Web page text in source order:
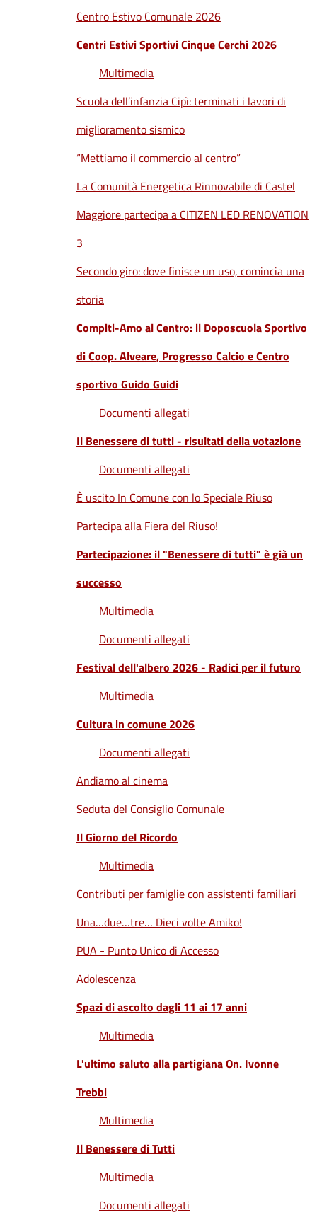
Centro Estivo Comunale 2026
Centri Estivi Sportivi Cinque Cerchi 2026
Multimedia
Scuola dell’infanzia Cipì: terminati i lavori di
miglioramento sismico
“Mettiamo il commercio al centro”
La Comunità Energetica Rinnovabile di Castel
Maggiore partecipa a CITIZEN LED RENOVATION
3
Secondo giro: dove finisce un uso, comincia una
storia
Compiti-Amo al Centro: il Doposcuola Sportivo
di Coop. Alveare, Progresso Calcio e Centro
sportivo Guido Guidi
Documenti allegati
Il Benessere di tutti - risultati della votazione
Documenti allegati
È uscito In Comune con lo Speciale Riuso
Partecipa alla Fiera del Riuso!
Partecipazione: il "Benessere di tutti" è già un
successo
Multimedia
Documenti allegati
Festival dell'albero 2026 - Radici per il futuro
Multimedia
Cultura in comune 2026
Documenti allegati
Andiamo al cinema
Seduta del Consiglio Comunale
Il Giorno del Ricordo
Multimedia
Contributi per famiglie con assistenti familiari
Una…due…tre… Dieci volte Amiko!
PUA - Punto Unico di Accesso
Adolescenza
Spazi di ascolto dagli 11 ai 17 anni
Multimedia
L'ultimo saluto alla partigiana On. Ivonne
Trebbi
Multimedia
Il Benessere di Tutti
Multimedia
Documenti allegati